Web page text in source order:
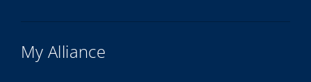
My Alliance